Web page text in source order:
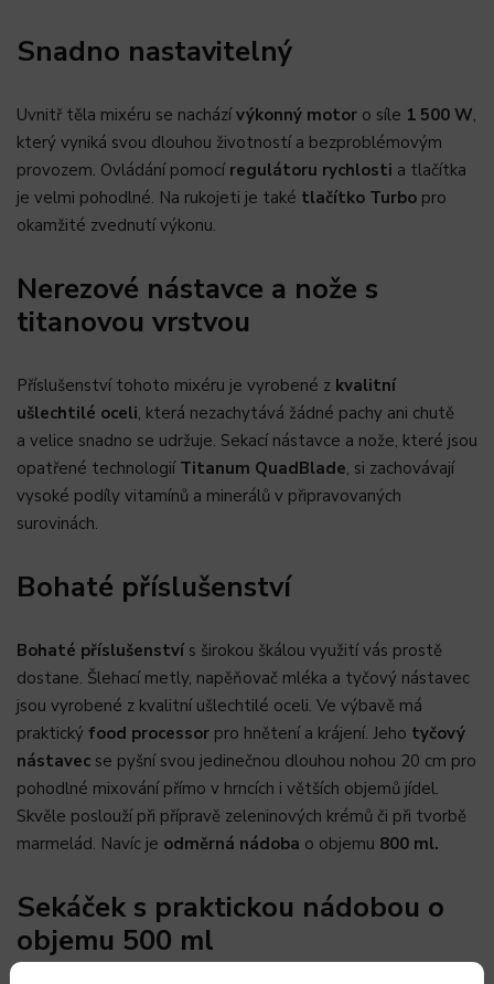
Snadno nastavitelný
Uvnitř těla mixéru se nachází výkonný motor o síle 1 500 W,
který vyniká svou dlouhou životností a bezproblémovým
provozem. Ovládání pomocí regulátoru rychlosti a tlačítka
je velmi pohodlné. Na rukojeti je také tlačítko Turbo pro
okamžité zvednutí výkonu.
Nerezové nástavce a nože s
titanovou vrstvou
Příslušenství tohoto mixéru je vyrobené z kvalitní
ušlechtilé oceli, která nezachytává žádné pachy ani chutě
a velice snadno se udržuje. Sekací nástavce a nože, které jsou
opatřené technologií Titanum QuadBlade, si zachovávají
vysoké podíly vitamínů a minerálů v připravovaných
surovinách.
Bohaté příslušenství
Bohaté příslušenství s širokou škálou využití vás prostě
dostane. Šlehací metly, napěňovač mléka a tyčový nástavec
jsou vyrobené z kvalitní ušlechtilé oceli. Ve výbavě má
praktický food processor pro hnětení a krájení. Jeho tyčový
nástavec se pyšní svou jedinečnou dlouhou nohou 20 cm pro
pohodlné mixování přímo v hrncích i větších objemů jídel.
Skvěle poslouží při přípravě zeleninových krémů či při tvorbě
marmelád. Navíc je odměrná nádoba o objemu 800 ml.
Sekáček s praktickou nádobou o
objemu 500 ml